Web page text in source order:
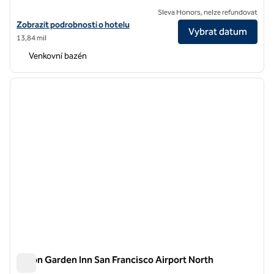
Zobrazit detaily hotelu Hilton Garden Inn Walnut Creek
Zobrazit podrobnosti o hotelu
13,84 mil
Sleva Honors, nelze refundovat
Vybrat datum
Venkovní bazén
1 z 12
další
Hilton Garden Inn San Francisco Airport North